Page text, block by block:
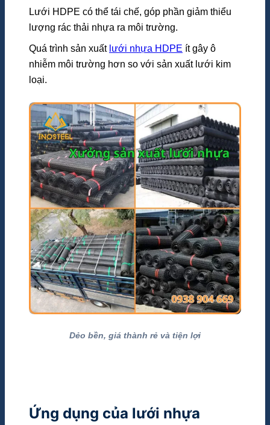
Lưới HDPE có thể tái chế, góp phần giảm thiểu
lượng rác thải nhựa ra môi trường.
Quá trình sản xuất lưới nhựa HDPE ít gây ô
nhiễm môi trường hơn so với sản xuất lưới kim
loại.
Dẻo bền, giá thành rẻ và tiện lợi
Ứng dụng của lưới nhựa